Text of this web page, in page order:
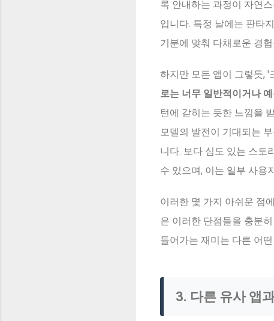
록 안내하는 과정이 자연
입니다. 특정 날에는 판타
기분에 맞춰 다채로운 경
하지만 모든 앱이 그렇듯, '
로는 너무 일반적이거나
턴에 갇히는 듯한 느낌을
모델의 발전이 기대되는
니다. 보다 심도 있는 스토
수 있으며, 이는 일부 사용
이러한 몇 가지 아쉬운 점
은 이러한 단점들을 충분
들어가는 재미는 다른 어
3. 다른 유사 앱